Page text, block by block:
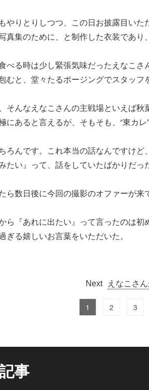
やりとりしつつ、この日お披露目い
真集のために、と制作した衣装であり
べる時は少し緊張気味だったえなこ
むと、堂々たるポージングでスタッフ
そんなえなこさんの主戦場といえば
にあると言えるが、そもそも、“東カレ
ちろんです。これ本当の話なんですけ
たい』って、話をしていたばかりだっ
ら数日後に今回の撮影のオファーが来
ら『あれに出たい』って言ったのは初
ぎる嬉しいお言葉をいただいた。
えなこさ
1 2 3
事